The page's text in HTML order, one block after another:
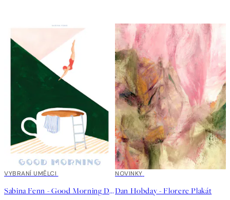
40%*
VYBRANÍ UMĚLCI
Sabina Fenn - Good Morning Dive Plakát
NOVINKY
Dan Hobday - Florere Plakát